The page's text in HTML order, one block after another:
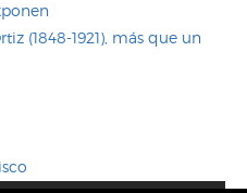
(1848-1921), más que un